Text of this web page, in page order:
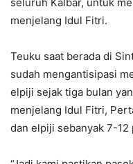
menjelang Idul Fitri.
Teuku saat berada di
sudah mengantisipasi
elpiji sejak tiga bulan
menjelang Idul Fitri,
dan elpiji sebanyak 7-12